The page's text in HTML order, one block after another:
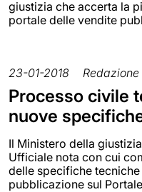
giustizia che accerta la
portale delle vendite
23-01-2018 Redazione
Processo civile
nuove
Il Ministero della
Ufficiale nota con cui
delle specifiche
pubblicazione sul